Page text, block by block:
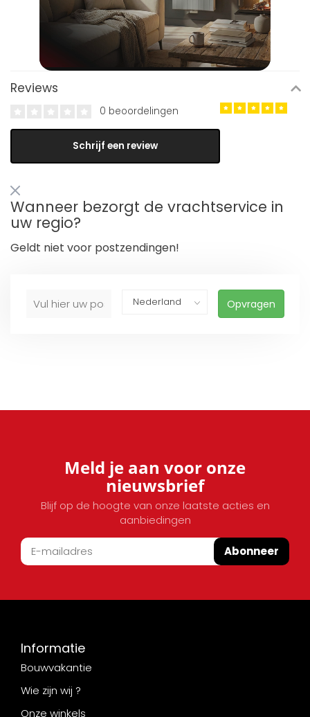
Reviews
0 beoordelingen
Schrijf een review
Wanneer bezorgt de vrachtservice in
uw regio?
Geldt niet voor postzendingen!
Opvragen
Meld je aan voor onze
nieuwsbrief
Blijf op de hoogte van onze laatste acties en
aanbiedingen
Abonneer
Informatie
Bouwvakantie
Wie zijn wij ?
Onze winkels